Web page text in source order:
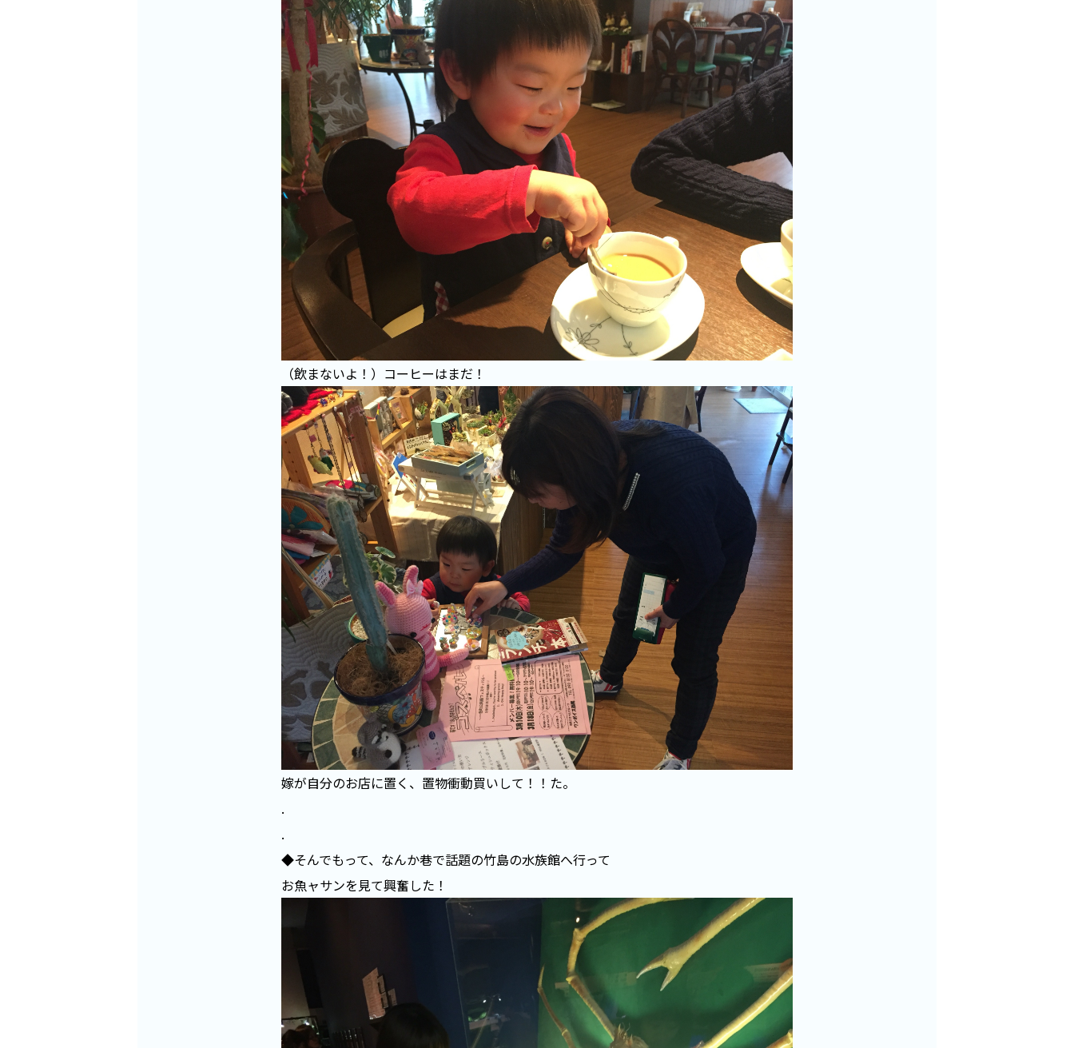
（飲まないよ！）コーヒーはまだ！
嫁が自分のお店に置く、置物衝動買いして！！た。
.
.
◆そんでもって、なんか巷で話題の竹島の水族館へ行って
お魚ャサンを見て興奮した！